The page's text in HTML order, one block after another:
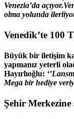
Venezia’da
olma yolunda
Venedik’te 100
Büyük bir iletişim
yapmanız yeterli
Hayırlıoğlu:
Mega bir hediye
Şehir Merkezine